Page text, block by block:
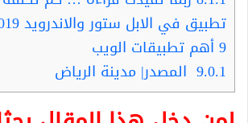
تطبيق في الابل ستور والاندرويد 2019
9أهم تطبيقات الويب
9.0.1 المصدر| مدينة الرياض